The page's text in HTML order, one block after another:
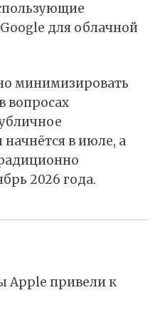
для облачной
минимизировать
вопросах
в июле, а
2026 года.
Apple привели к